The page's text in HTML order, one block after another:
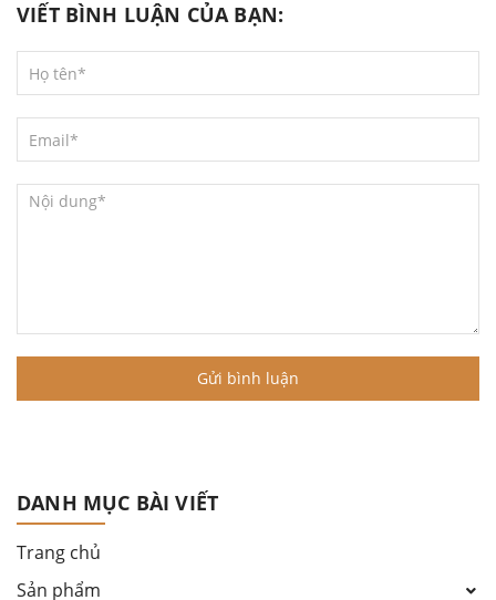
VIẾT BÌNH LUẬN CỦA BẠN:
Gửi bình luận
DANH MỤC BÀI VIẾT
Trang chủ
Sản phẩm